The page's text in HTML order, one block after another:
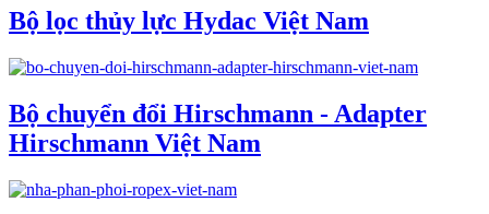
Bộ lọc thủy lực Hydac Việt Nam
Bộ chuyển đổi Hirschmann - Adapter
Hirschmann Việt Nam